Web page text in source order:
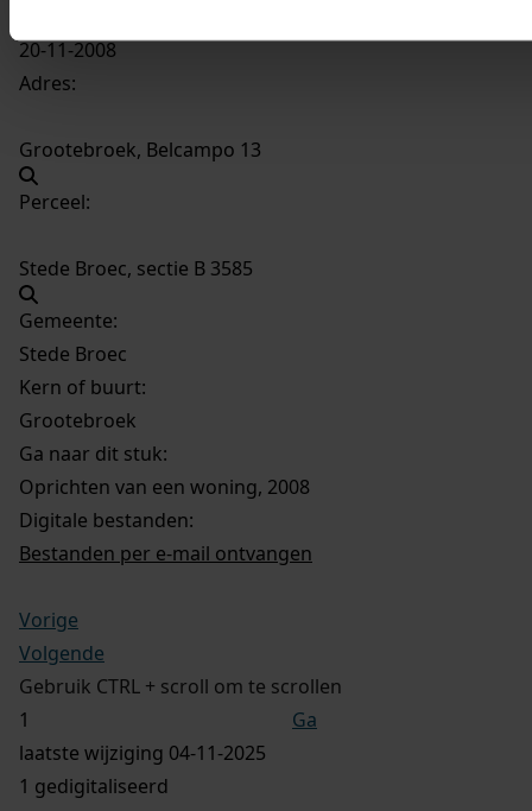
20-11-2008
Adres:
Grootebroek, Belcampo 13
Perceel:
Stede Broec, sectie B 3585
Gemeente:
Stede Broec
Kern of buurt:
Grootebroek
Ga naar dit stuk:
Oprichten van een woning, 2008
Digitale bestanden:
Bestanden per e-mail ontvangen
Vorige
Volgende
Gebruik CTRL + scroll om te scrollen
Ga
laatste wijziging 04-11-2025
1 gedigitaliseerd